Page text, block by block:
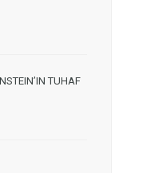
TUHAF